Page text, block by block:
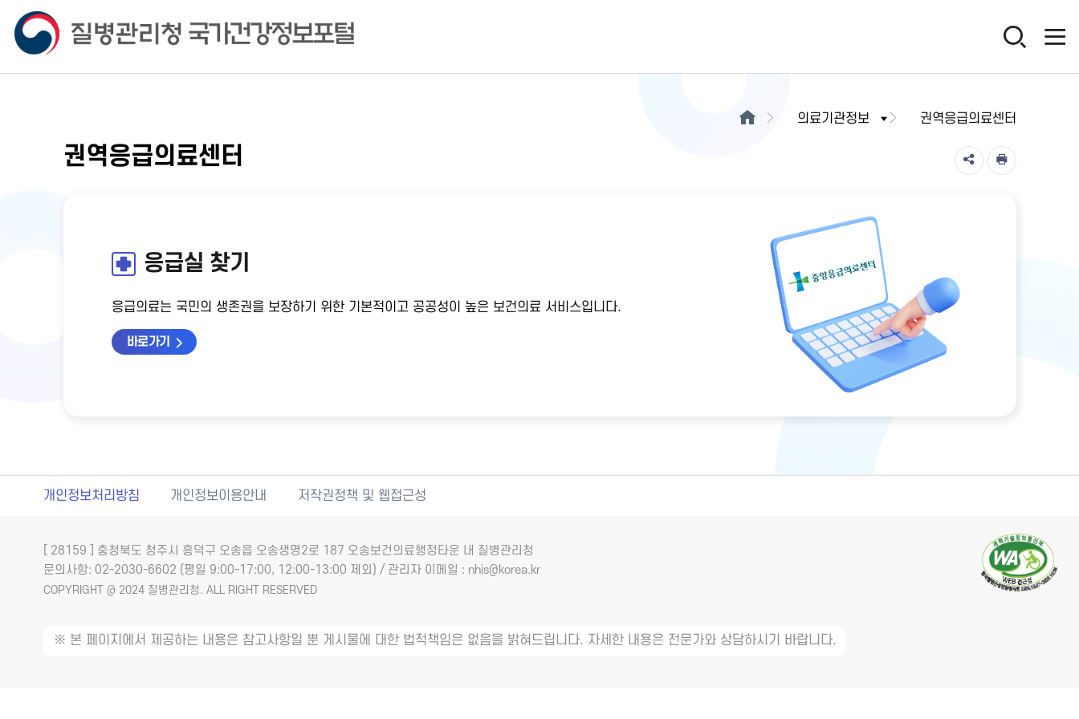
의료기관정보 권역응급의료센터
권역응급의료센터
응급실 찾기
응급의료는 국민의 생존권을 보장하기 위한 기본적이고 공공성이 높은 보건의료 서비스입니다.
바로가기
개인정보처리방침 개인정보이용안내 저작권정책 및 웹접근성
[ 28159 ] 충청북도 청주시 흥덕구 오송읍 오송생명2로 187 오송보건의료행정타운 내 질병관리청
문의사항: 02-2030-6602 (평일 9:00-17:00, 12:00-13:00 제외) / 관리자 이메일 : nhis@korea.kr
COPYRIGHT @ 2024 질병관리청. ALL RIGHT RESERVED
※ 본 페이지에서 제공하는 내용은 참고사항일 뿐 게시물에 대한 법적책임은 없음을 밝혀드립니다. 자세한 내용은 전문가와 상담하시기 바랍니다.